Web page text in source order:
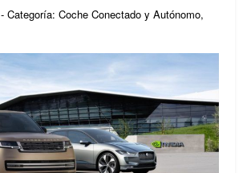
- Categoría: Coche Conectado y Autónomo,